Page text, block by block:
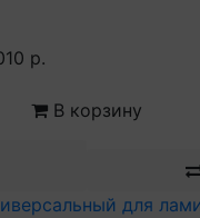
р.
В корзину
для